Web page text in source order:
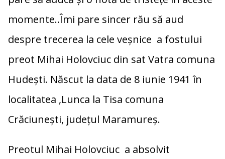
momente..Îmi pare sincer rău să aud
despre trecerea la cele veșnice a fostului
preot Mihai Holovciuc din sat Vatra comuna
Hudești. Născut la data de 8 iunie 1941 în
localitatea ,Lunca la Tisa comuna
Crăciunești, județul Maramureș.
Preotul Mihai Holovciuc a absolvit